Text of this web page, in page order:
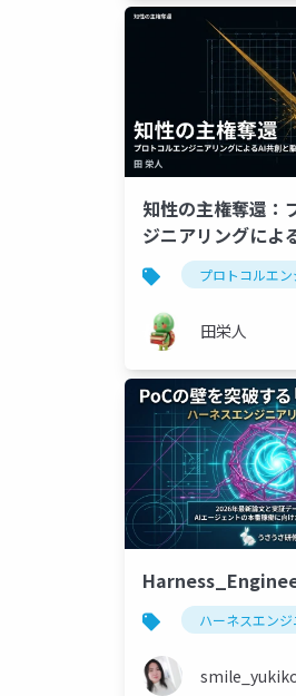
知性の主権奪還：
ジニアリングによ
拡張
プロトコルエ
田栄人
ハーネスエン